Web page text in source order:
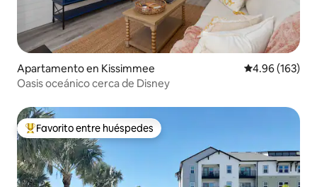
Apartamento en Kissimmee Calificación
4.96 (163)
Oasis oceánico cerca de Disney
Favorito entre huéspedes preferido
Favorito entre huéspedes